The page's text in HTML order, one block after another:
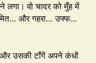
लगा। वो चादर को मुँह में
और गहरा… उफ्फ…
और उसकी टाँगें अपने कंधों